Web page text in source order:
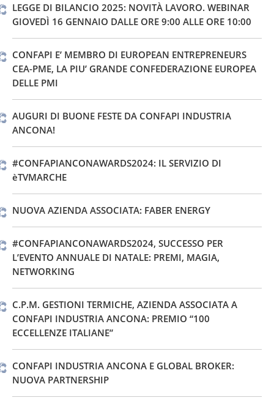
LEGGE DI BILANCIO 2025: NOVITÀ LAVORO. WEBINAR
GIOVEDÌ 16 GENNAIO DALLE ORE 9:00 ALLE ORE 10:00
CONFAPI E’ MEMBRO DI EUROPEAN ENTREPRENEURS
CEA-PME, LA PIU’ GRANDE CONFEDERAZIONE EUROPEA
DELLE PMI
AUGURI DI BUONE FESTE DA CONFAPI INDUSTRIA
ANCONA!
#CONFAPIANCONAWARDS2024: IL SERVIZIO DI
èTVMARCHE
NUOVA AZIENDA ASSOCIATA: FABER ENERGY
#CONFAPIANCONAWARDS2024, SUCCESSO PER
L’EVENTO ANNUALE DI NATALE: PREMI, MAGIA,
NETWORKING
C.P.M. GESTIONI TERMICHE, AZIENDA ASSOCIATA A
CONFAPI INDUSTRIA ANCONA: PREMIO “100
ECCELLENZE ITALIANE”
CONFAPI INDUSTRIA ANCONA E GLOBAL BROKER:
NUOVA PARTNERSHIP